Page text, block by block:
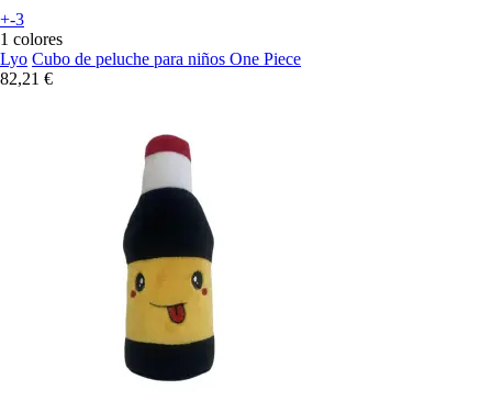
+-3
1 colores
Lyo Cubo de peluche para niños One Piece
82,21 €